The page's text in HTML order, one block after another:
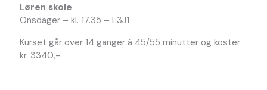
Løren skole
Onsdager – kl. 17.35 – L3J1
Kurset går over 14 ganger á 45/55 minutter og koster
kr. 3340,-.